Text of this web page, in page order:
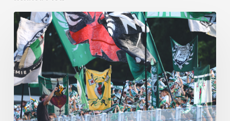
Faninfo
zum
Auswärtsspiel
beim
RSV
Eintracht